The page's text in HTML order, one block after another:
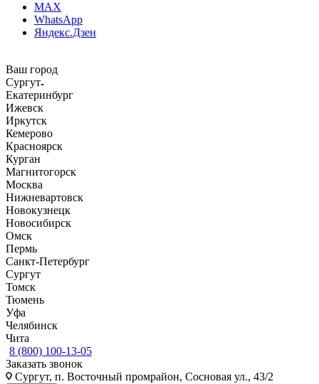
MAX
WhatsApp
Яндекс.Дзен
Ваш город
Сургут
Екатеринбург
Ижевск
Иркутск
Кемерово
Красноярск
Курган
Магнитогорск
Москва
Нижневартовск
Новокузнецк
Новосибирск
Омск
Пермь
Санкт-Петербург
Сургут
Томск
Тюмень
Уфа
Челябинск
Чита
8 (800) 100-13-05
Заказать звонок
Сургут, п. Восточный промрайон, Сосновая ул., 43/2